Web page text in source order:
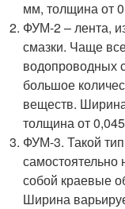
мм, толщина от
ФУМ-2 – лента,
смазки. Чаще
водопроводных
большое
веществ.
толщина от
ФУМ-3. Такой
самостоятельно
собой краевые
Ширина